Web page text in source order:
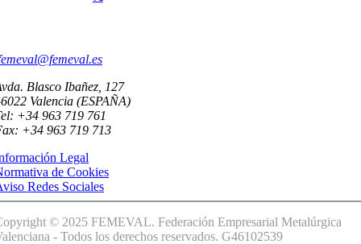
Blasco Ibañez, 127
Valencia (ESPAÑA)
+34 963 719 761
+34 963 719 713
Legal
de Cookies
Redes Sociales
© 2025 FEMEVAL. Federación Empresarial Metalúrgica
- Todos los derechos reservados. G46102539